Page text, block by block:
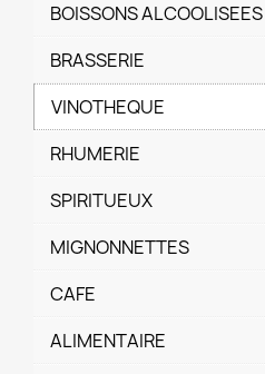
BOISSONS ALCOOLISEES
BRASSERIE
VINOTHEQUE
RHUMERIE
SPIRITUEUX
MIGNONNETTES
CAFE
ALIMENTAIRE